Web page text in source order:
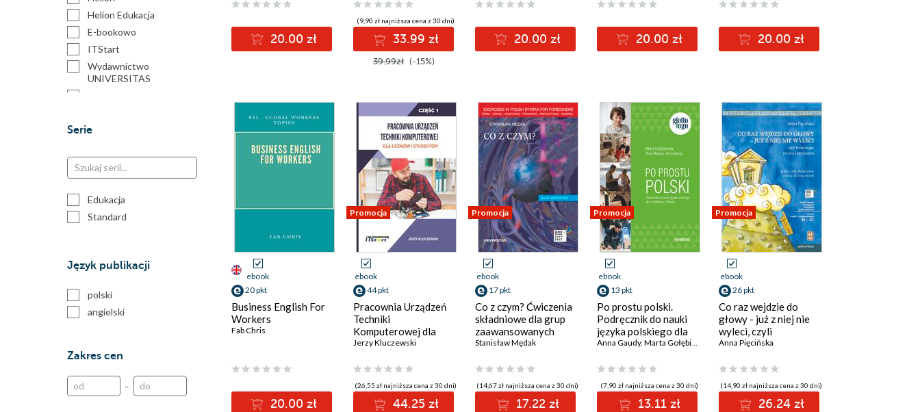
Helion Edukacja
E-bookowo
ITStart
Wydawnictwo
UNIVERSITAS
Serie
Edukacja
Standard
Język publikacji
polski
angielski
Zakres cen
–
20.00 zł
(9,90 zł najniższa cena z 30 dni)
33.99 zł
39.99zł (-15%)
20.00 zł 20.00 zł 20.00 zł
ebook
20 pkt
Business English For
Workers
Fab Chris
20.00 zł
Promocja
ebook
44 pkt
Pracownia Urządzeń
Techniki
Komputerowej dla
ucznia i studenta
Jerzy Kluczewski
(26,55 zł najniższa cena z 30 dni)
44.25 zł
Promocja
ebook
17 pkt
Co z czym? Ćwiczenia
składniowe dla grup
zaawansowanych
Stanisław Mędak
(14,67 zł najniższa cena z 30 dni)
17.22 zł
Promocja
ebook
13 pkt
Po prostu polski.
Podręcznik do nauki
języka polskiego dla
uchodźców z Ukrainy
Anna Gaudy, Marta Gołębiowska Nina Matyba
(7,90 zł najniższa cena z 30 dni)
13.11 zł
Promocja
ebook
26 pkt
Co raz wejdzie do
głowy - już z niej nie
wyleci, czyli
frazeologia prosta i
dla uczniów, pomoc dla
nauczycieli (B1-C1)
Anna Pięcińska
(14,90 zł najniższa cena z 30 dni)
26.24 zł